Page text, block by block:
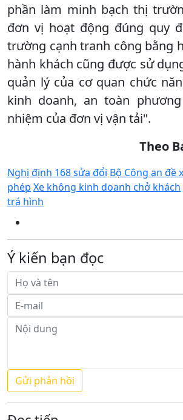
phần làm minh bạch thị
đơn vị hoạt động đúng quy
trường cạnh tranh công bằng
hành khách cũng được sử
quản lý của cơ quan chức
kinh doanh, an toàn
nhiệm của đơn vị vận tải".
Theo
Nghị định 168 sửa đổi Bộ Công an đề
phép Xe không kinh doanh chở khách
trá hình
Ý kiến bạn đọc